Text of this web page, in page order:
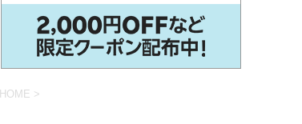
HOME >